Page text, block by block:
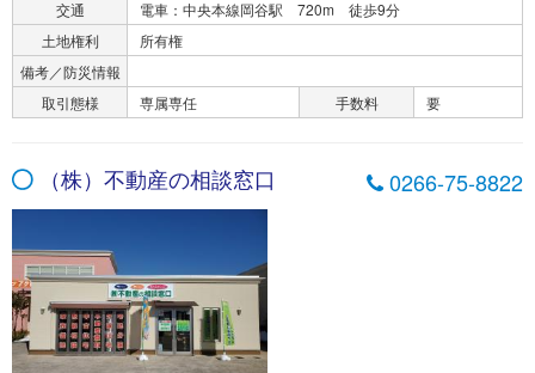
交通
電車：中央本線岡谷駅 720m 徒歩9分
土地権利
所有権
備考／防災情報
取引態様
専属専任 手数料 要
（株）不動産の相談窓口 0266-75-8822